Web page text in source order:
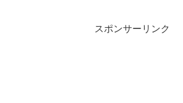
スポンサーリンク